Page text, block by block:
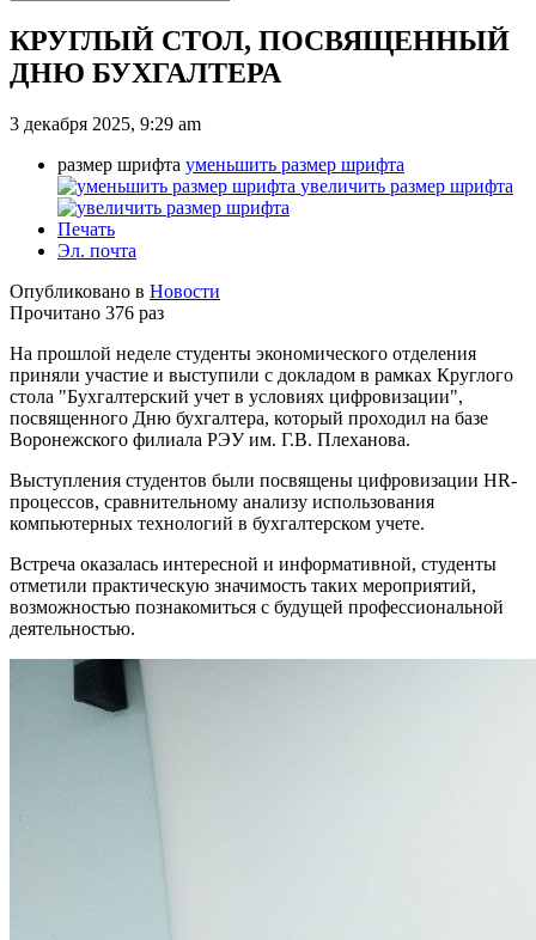
КРУГЛЫЙ СТОЛ, ПОСВЯЩЕННЫЙ
ДНЮ БУХГАЛТЕРА
3 декабря 2025, 9:29 am
размер шрифта уменьшить размер шрифта
увеличить размер шрифта
Печать
Эл. почта
Опубликовано в Новости
Прочитано 376 раз
На прошлой неделе студенты экономического отделения
приняли участие и выступили с докладом в рамках Круглого
стола "Бухгалтерский учет в условиях цифровизации",
посвященного Дню бухгалтера, который проходил на базе
Воронежского филиала РЭУ им. Г.В. Плеханова.
Выступления студентов были посвящены цифровизации HR-
процессов, сравнительному анализу использования
компьютерных технологий в бухгалтерском учете.
Встреча оказалась интересной и информативной, студенты
отметили практическую значимость таких мероприятий,
возможностью познакомиться с будущей профессиональной
деятельностью.